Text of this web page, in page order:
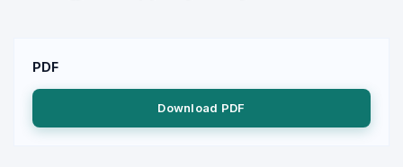
PDF
Download PDF